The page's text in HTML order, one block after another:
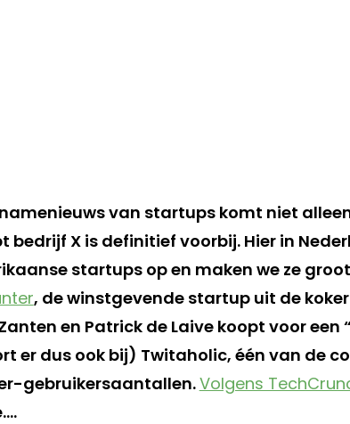
van startups komt niet
bedrijf X is definitief voorbij. Hier in
startups op en maken we ze
, de winstgevende startup uit de
en Patrick de Laive koopt voor een
er dus ook bij) Twitaholic, één van de
gebruikersaantallen.Volgens